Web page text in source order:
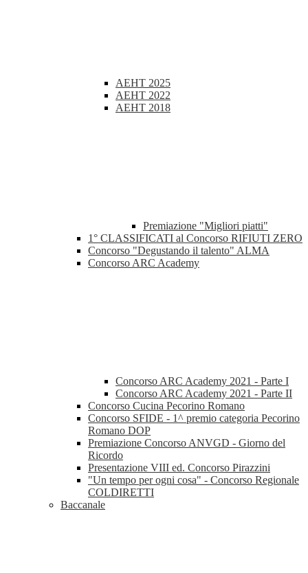
AEHT 2025
AEHT 2022
AEHT 2018
Premiazione "Migliori piatti"
1° CLASSIFICATI al Concorso RIFIUTI ZERO
Concorso "Degustando il talento" ALMA
Concorso ARC Academy
Concorso ARC Academy 2021 - Parte I
Concorso ARC Academy 2021 - Parte II
Concorso Cucina Pecorino Romano
Concorso SFIDE - 1^ premio categoria Pecorino
Romano DOP
Premiazione Concorso ANVGD - Giorno del
Ricordo
Presentazione VIII ed. Concorso Pirazzini
"Un tempo per ogni cosa" - Concorso Regionale
COLDIRETTI
Baccanale